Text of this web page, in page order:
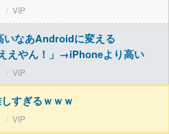
VIP
いなあAndroidに変える
えやん！」→iPhoneより高い
VIP
すぎるｗｗｗ
VIP